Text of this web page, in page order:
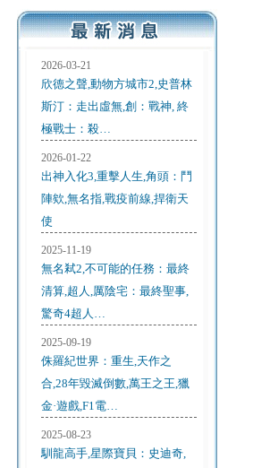
2026-03-21
欣德之聲,動物方城市2,史普林
斯汀：走出虛無,創：戰神, 終
極戰士：殺…
2026-01-22
出神入化3,重擊人生,角頭：鬥
陣欸,無名指,戰疫前線,捍衛天
使
2025-11-19
無名弒2,不可能的任務：最終
清算,超人,厲陰宅：最終聖事,
驚奇4超人…
2025-09-19
侏羅紀世界：重生,天作之
合,28年毀滅倒數,萬王之王,獵
金·遊戲,F1電…
2025-08-23
馴龍高手,星際寶貝：史迪奇,